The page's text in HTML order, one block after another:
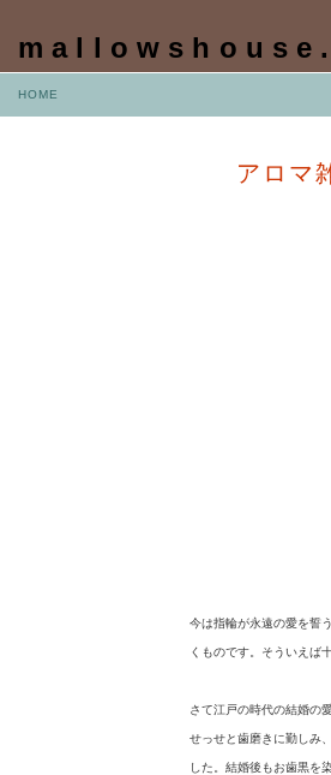
HOME
アロマ
今は指輪が永遠の愛を誓
くものです。そういえば
さて江戸の時代の結婚の
せっせと歯磨きに勤しみ
した。結婚後もお歯黒を